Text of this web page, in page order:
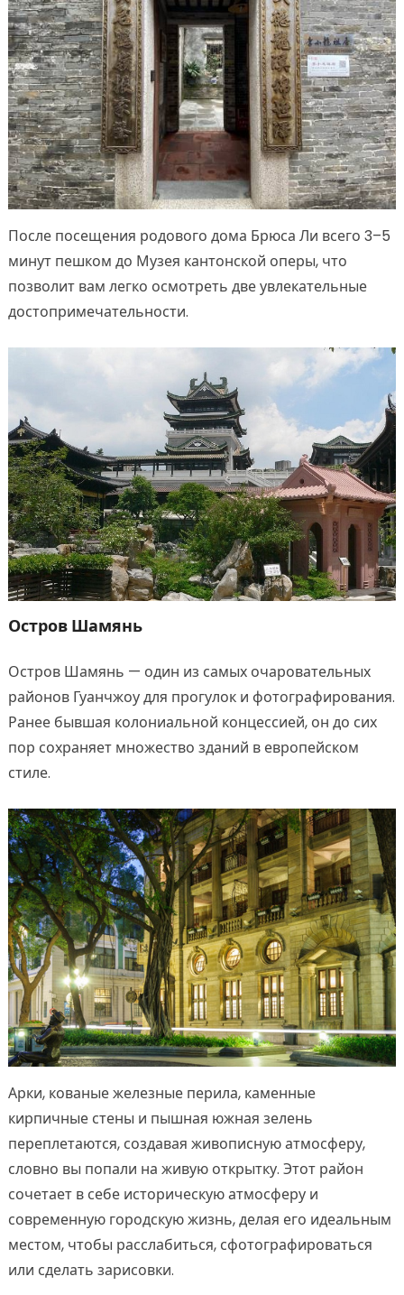
После посещения родового дома Брюса Ли всего 3–5
минут пешком до Музея кантонской оперы, что
позволит вам легко осмотреть две увлекательные
достопримечательности.
Остров Шамянь
Остров Шамянь — один из самых очаровательных
районов Гуанчжоу для прогулок и фотографирования.
Ранее бывшая колониальной концессией, он до сих
пор сохраняет множество зданий в европейском
стиле.
Арки, кованые железные перила, каменные
кирпичные стены и пышная южная зелень
переплетаются, создавая живописную атмосферу,
словно вы попали на живую открытку. Этот район
сочетает в себе историческую атмосферу и
современную городскую жизнь, делая его идеальным
местом, чтобы расслабиться, сфотографироваться
или сделать зарисовки.